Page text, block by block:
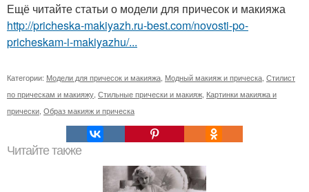
Ещё читайте статьи о модели для причесок и макияжа
http://pricheska-makiyazh.ru-best.com/novosti-po-
pricheskam-i-makiyazhu/...
Категории: Модели для причесок и макияжа Модный макияж и прическа Стилист
по прическам и макияжу Стильные прически и макияж Картинки макияжа и
прически Образ макияж и прическа
Читайте также